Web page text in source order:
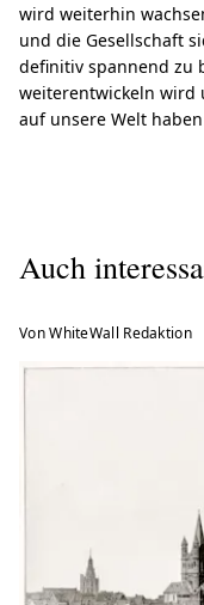
wird weiterhin
und die Gesellschaft
definitiv spannend zu
weiterentwickeln wird
auf unsere Welt
Auch
Von WhiteWall Redaktion